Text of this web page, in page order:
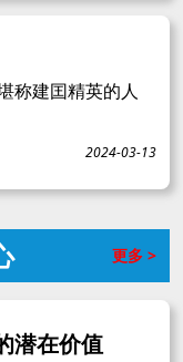
称建囯精英的人
2024-03-13
更多 >
潜在价值